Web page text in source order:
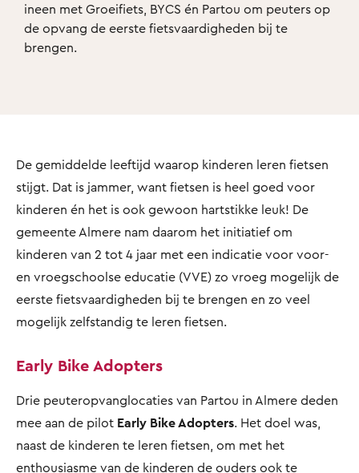
ineen met Groeifiets, BYCS én Partou om peuters op
de opvang de eerste fietsvaardigheden bij te
brengen.
De gemiddelde leeftijd waarop kinderen leren fietsen
stijgt. Dat is jammer, want fietsen is heel goed voor
kinderen én het is ook gewoon hartstikke leuk! De
gemeente Almere nam daarom het initiatief om
kinderen van 2 tot 4 jaar met een indicatie voor voor-
en vroegschoolse educatie (VVE) zo vroeg mogelijk de
eerste fietsvaardigheden bij te brengen en zo veel
mogelijk zelfstandig te leren fietsen.
Early Bike Adopters
Drie peuteropvanglocaties van Partou in Almere deden
mee aan de pilot Early Bike Adopters. Het doel was,
naast de kinderen te leren fietsen, om met het
enthousiasme van de kinderen de ouders ook te